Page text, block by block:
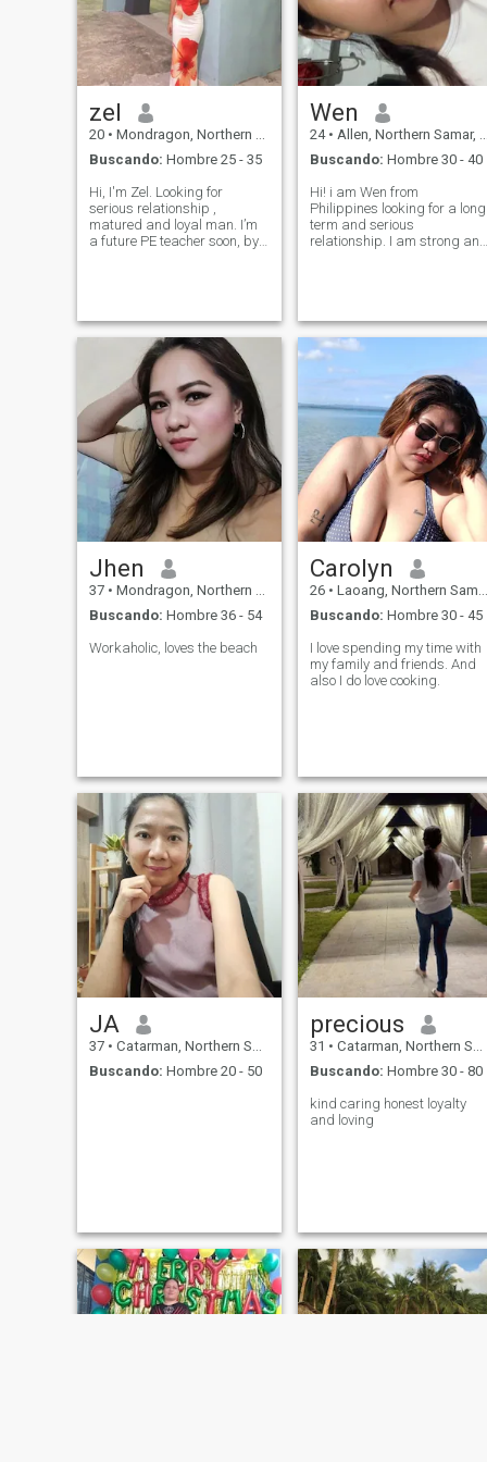
zel
20 • Mondragon, Northern Samar, Filipinas
Buscando: Hombre 25 - 35
Hi, I'm Zel. Looking for
serious relationship ,
matured and loyal man. I’m
a future PE teacher soon, by
ideal partner is caring and
ambitious
Wen
24 • Allen, Northern Samar, Filipinas
Buscando: Hombre 30 - 40
Hi! i am Wen from
Philippines looking for a long
term and serious
relationship. I am strong and
show my love for all my love
ones. I am
Jhen
37 • Mondragon, Northern Samar, Filipinas
Buscando: Hombre 36 - 54
Workaholic, loves the beach
Carolyn
26 • Laoang, Northern Samar, Filipinas
Buscando: Hombre 30 - 45
I love spending my time with
my family and friends. And
also I do love cooking.
JA
37 • Catarman, Northern Samar, Filipinas
Buscando: Hombre 20 - 50
precious
31 • Catarman, Northern Samar, Filipinas
Buscando: Hombre 30 - 80
kind caring honest loyalty
and loving